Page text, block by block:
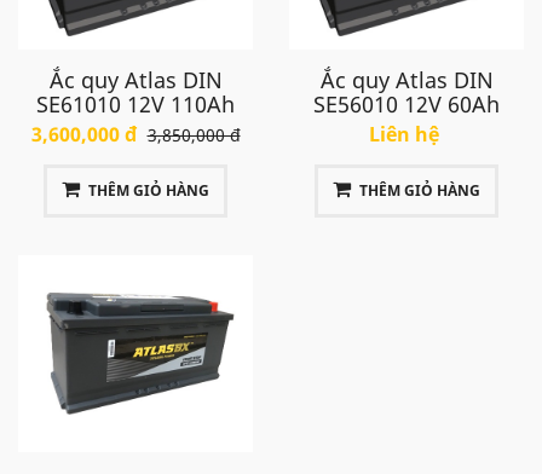
Ắc quy Atlas DIN
SE61010 12V 110Ah
3,600,000 đ 3,850,000 đ
THÊM GIỎ HÀNG
Ắc quy Atlas DIN
SE56010 12V 60Ah
Liên hệ
THÊM GIỎ HÀNG